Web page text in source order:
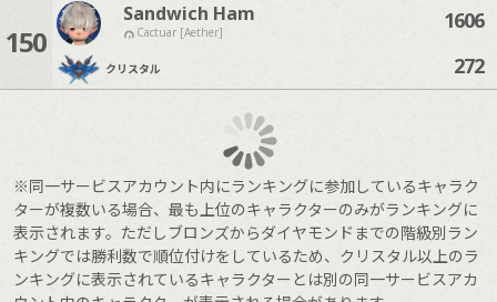
150
Sandwich Ham
Cactuar [Aether]
クリスタル
1606
272
※同一サービスアカウント内にランキングに参加しているキャラク
ターが複数いる場合、最も上位のキャラクターのみがランキングに
表示されます。ただしブロンズからダイヤモンドまでの階級別ラン
キングでは勝利数で順位付けをしているため、クリスタル以上のラ
ンキングに表示されているキャラクターとは別の同一サービスアカ